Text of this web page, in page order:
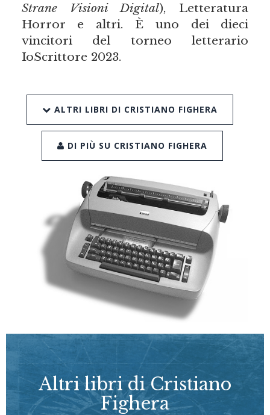
Strane Visioni Digital), Letteratura
Horror e altri. È uno dei dieci
vincitori del torneo letterario
IoScrittore 2023.
ALTRI LIBRI DI CRISTIANO FIGHERA
DI PIÙ SU CRISTIANO FIGHERA
Altri libri di Cristiano
Fighera